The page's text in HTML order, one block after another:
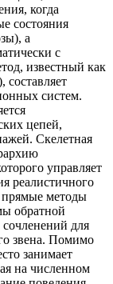
когда
состояния
а
с
известный как
систем.
цепей,
Скелетная
управляет
реалистичного
прямые методы
обратной
для
звена. Помимо
занимает
на численном